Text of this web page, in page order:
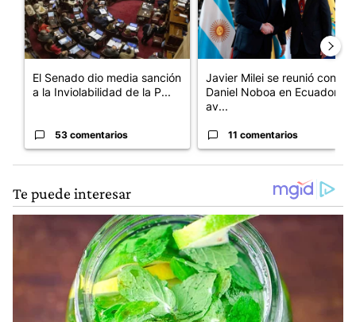
El Senado dio media sanción
a la Inviolabilidad de la P...
53 comentarios
Javier Milei se reunió con
Daniel Noboa en Ecuador y
av...
11 comentarios